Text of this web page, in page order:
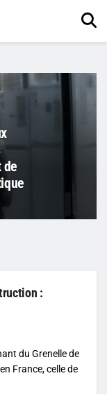
de
:
du Grenelle de
France, celle de